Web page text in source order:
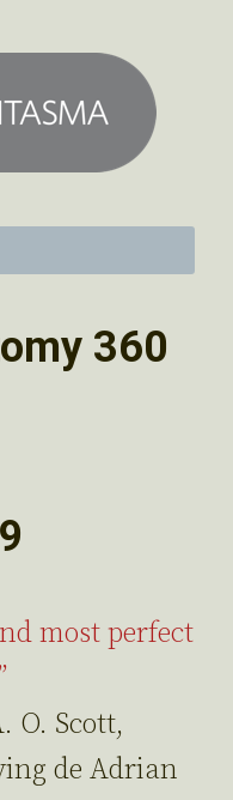
360
most perfect
O. Scott,
de Adrian